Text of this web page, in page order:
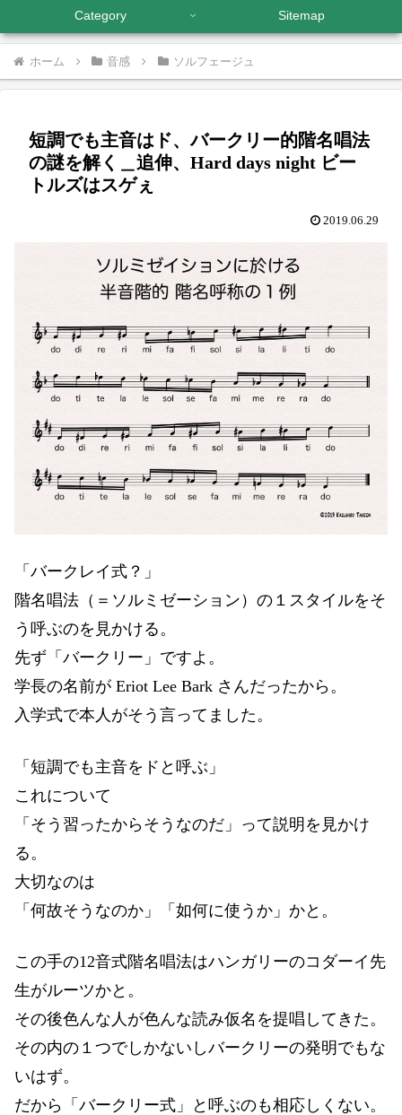
Category Sitemap
ホーム 音感 ソルフェージュ
短調でも主音はド、バークリー的階名唱法
の謎を解く＿追伸、Hard days night ビー
トルズはスゲぇ
2019.06.29
「バークレイ式？」
階名唱法（＝ソルミゼーション）の１スタイルをそ
う呼ぶのを見かける。
先ず「バークリー」ですよ。
学長の名前が Eriot Lee Bark さんだったから。
入学式で本人がそう言ってました。
「短調でも主音をドと呼ぶ」
これについて
「そう習ったからそうなのだ」って説明を見かけ
る。
大切なのは
「何故そうなのか」「如何に使うか」かと。
この手の12音式階名唱法はハンガリーのコダーイ先
生がルーツかと。
その後色んな人が色んな読み仮名を提唱してきた。
その内の１つでしかないしバークリーの発明でもな
いはず。
だから「バークリー式」と呼ぶのも相応しくない。